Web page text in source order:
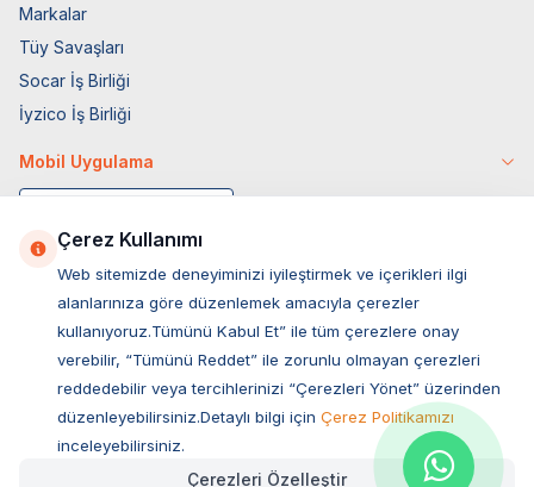
Markalar
Tüy Savaşları
Socar İş Birliği
İyzico İş Birliği
Mobil Uygulama
Müşteri Hizmetleri
Çerez Kullanımı
Web sitemizde deneyiminizi iyileştirmek ve içerikleri ilgi
alanlarınıza göre düzenlemek amacıyla çerezler
kullanıyoruz.Tümünü Kabul Et” ile tüm çerezlere onay
verebilir, “Tümünü Reddet” ile zorunlu olmayan çerezleri
reddedebilir veya tercihlerinizi “Çerezleri Yönet” üzerinden
düzenleyebilirsiniz.Detaylı bilgi için Çerez Politikamızı
inceleyebilirsiniz.
Çerezleri Özelleştir